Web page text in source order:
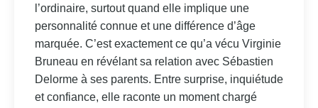
l’ordinaire, surtout quand elle implique une
personnalité connue et une différence d’âge
marquée. C’est exactement ce qu’a vécu Virginie
Bruneau en révélant sa relation avec Sébastien
Delorme à ses parents. Entre surprise, inquiétude
et confiance, elle raconte un moment chargé